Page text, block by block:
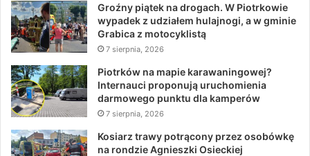
Groźny piątek na drogach. W Piotrkowie
wypadek z udziałem hulajnogi, a w gminie
Grabica z motocyklistą
7 sierpnia, 2026
Piotrków na mapie karawaningowej?
Internauci proponują uruchomienia
darmowego punktu dla kamperów
7 sierpnia, 2026
Kosiarz trawy potrącony przez osobówkę
na rondzie Agnieszki Osieckiej